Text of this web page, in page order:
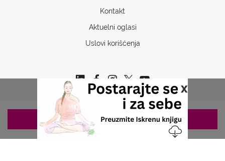
x
Kontakt
Aktuelni oglasi
Uslovi korišćenja
Copyrights © 2026 Sva prava www.stetoskop.info
ZAKAZIVANJE 063/687-460